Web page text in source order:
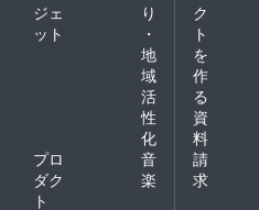
ジェ
ット
り
・
地
域
活
性
化
プロ
ダク
ト
音
楽
ク
ト
を
作
る
資
料
請
求